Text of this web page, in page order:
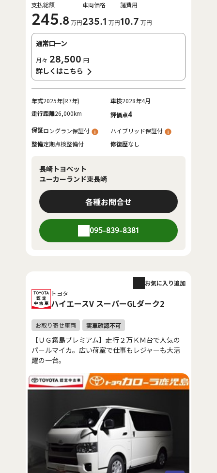
支払総額
245.8 万円
車両価格
235.1 万円
諸費用
10.7 万円
通常ローン
月々 28,500 円
詳しくはこちら
年式2025年(R7年) 車検2028年4月
走行距離26,000km 評価点4
保証ロングラン保証付
ハイブリッド保証付
整備定期点検整備付 修復歴なし
長崎トヨペット
ユーカーランド東長崎
各種お問合せ
095-839-8381
トヨタ
ハイエースV スーパーGLダーク2
お気に入り追加
【ＵＧ霧島プレミアム】走行２万ＫＭ台で人気の
パールマイカ。広い荷室で仕事もレジャーも大活
躍の一台。